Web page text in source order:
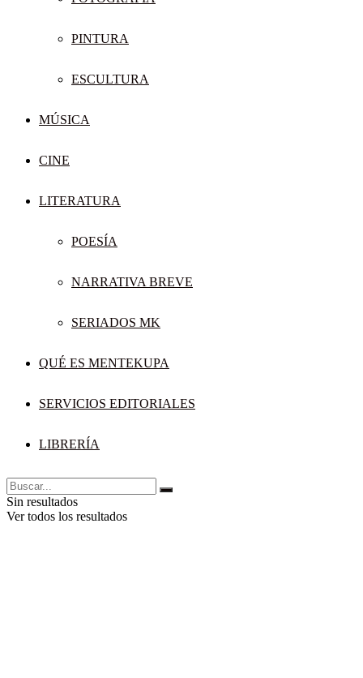
PINTURA
ESCULTURA
MÚSICA
CINE
LITERATURA
POESÍA
NARRATIVA BREVE
SERIADOS MK
QUÉ ES MENTEKUPA
SERVICIOS EDITORIALES
LIBRERÍA
Sin resultados
Ver todos los resultados